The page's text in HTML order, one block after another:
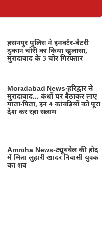
हसनपुर पुलिस ने इनवर्टर-बैटरी
दुकान चोरी का किया खुलासा,
मुरादाबाद के 3 चोर गिरफ्तार
Moradabad News-हरिद्वार से
मुरादाबाद… कंधों पर बैठाकर लाए
माता-पिता, इन 4 कांवड़ियों को पूरा
देश कर रहा सलाम
Amroha News-ट्यूबवेल की होद
में मिला लुहारी खादर निवासी युवक
का शव